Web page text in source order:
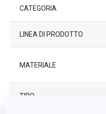
CATEGORIA
LINEA DI PRODOTTO
MATERIALE
TIPO